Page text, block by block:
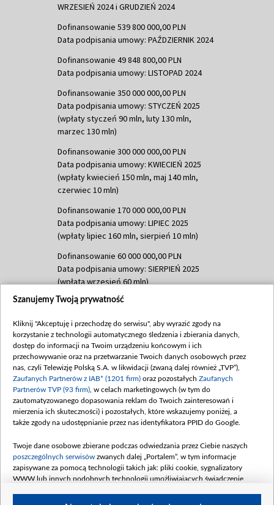
WRZESIEŃ 2024 i GRUDZIEŃ 2024
Dofinansowanie 539 800 000,00 PLN
Data podpisania umowy: PAŹDZIERNIK 2024
Dofinansowanie 49 848 800,00 PLN
Data podpisania umowy: LISTOPAD 2024
Dofinansowanie 350 000 000,00 PLN
Data podpisania umowy: STYCZEŃ 2025
(wpłaty styczeń 90 mln, luty 130 mln,
marzec 130 mln)
Dofinansowanie 300 000 000,00 PLN
Data podpisania umowy: KWIECIEŃ 2025
(wpłaty kwiecień 150 mln, maj 140 mln,
czerwiec 10 mln)
Dofinansowanie 170 000 000,00 PLN
Data podpisania umowy: LIPIEC 2025
(wpłaty lipiec 160 mln, sierpień 10 mln)
Dofinansowanie 60 000 000,00 PLN
Data podpisania umowy: SIERPIEŃ 2025
(wpłata wrzesień 60 mln)
Dofinansowanie 635 783 051,21 PLN
(wpłata wrzesień 100 mln, październik 350
mln, listopad 265 mln)
Dofinansowanie 48 862 000,00 PLN
Data podpisania umowy: GRUDZIEŃ 2025
(wpłata grudzień 60,548 mln)
Dofinansowanie 900 000 000,00 PLN
Data podpisania umowy: LUTY 2026 (wpłata
kwiecień 180 mln, 7 maja 180 mln, 8
czerwca 90 mln)
Dofinansowanie 250 000 000,00 PLN
Szanujemy Twoją prywatność
Kliknij "Akceptuję i przechodzę do serwisu", aby wyrazić zgody na
korzystanie z technologii automatycznego śledzenia i zbierania danych,
dostęp do informacji na Twoim urządzeniu końcowym i ich
przechowywanie oraz na przetwarzanie Twoich danych osobowych przez
nas, czyli Telewizję Polską S.A. w likwidacji (zwaną dalej również „TVP”),
Zaufanych Partnerów z IAB* (1201 firm) oraz pozostałych Zaufanych
Partnerów TVP (93 firm) , w celach marketingowych (w tym do
zautomatyzowanego dopasowania reklam do Twoich zainteresowań i
mierzenia ich skuteczności) i pozostałych, które wskazujemy poniżej, a
także zgody na udostępnianie przez nas identyfikatora PPID do Google.
Twoje dane osobowe zbierane podczas odwiedzania przez Ciebie naszych
poszczególnych serwisów zwanych dalej „Portalem”, w tym informacje
zapisywane za pomocą technologii takich jak: pliki cookie, sygnalizatory
WWW lub innych podobnych technologii umożliwiających świadczenie